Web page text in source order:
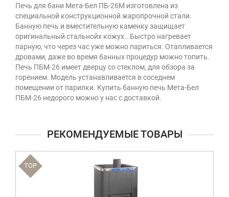
Печь для бани Мета-Бел ПБ-26М изготовлена из
специальной конструкционной жаропрочной стали.
Банную печь и вместительную каменку защищает
оригинальный стальнойх кожух.. Быстро нагревает
парную, что через час уже можно париться. Отапливается
дровами, даже во время банных процедур можно топить.
Печь ПБМ-26 имеет дверцу со стеклом, для обзора за
горением. Модель устанавливается в соседнем
помещении от парилки. Купить банную печь Мета-Бел
ПБМ-26 недорого можно у нас с доставкой.
РЕКОМЕНДУЕМЫЕ ТОВАРЫ
TOP